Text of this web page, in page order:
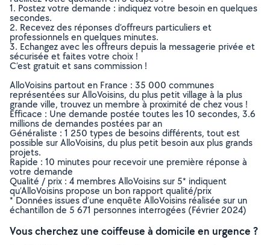
1. Postez votre demande : indiquez votre besoin en quelques
secondes.
2. Recevez des réponses d’offreurs particuliers et
professionnels en quelques minutes.
3. Echangez avec les offreurs depuis la messagerie privée et
sécurisée et faites votre choix !
C’est gratuit et sans commission !
AlloVoisins partout en France : 35 000 communes
représentées sur AlloVoisins, du plus petit village à la plus
grande ville, trouvez un membre à proximité de chez vous !
Efficace : Une demande postée toutes les 10 secondes, 3.6
millions de demandes postées par an
Généraliste : 1 250 types de besoins différents, tout est
possible sur AlloVoisins, du plus petit besoin aux plus grands
projets.
Rapide : 10 minutes pour recevoir une première réponse à
votre demande
Qualité / prix : 4 membres AlloVoisins sur 5* indiquent
qu’AlloVoisins propose un bon rapport qualité/prix
* Données issues d’une enquête AlloVoisins réalisée sur un
échantillon de 5 671 personnes interrogées (Février 2024)
Vous cherchez une coiffeuse à domicile en urgence ?